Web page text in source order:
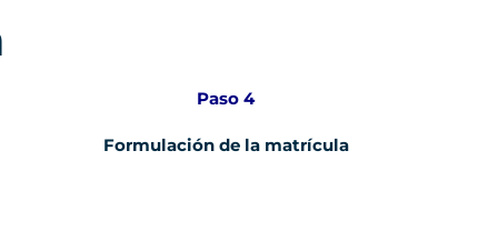
Paso 4
Formulación de la matrícula